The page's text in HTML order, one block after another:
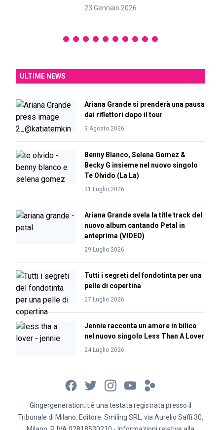
23 Gennaio 2026
ULTIME NEWS
Ariana Grande si prenderà una pausa
dai riflettori dopo il tour
3 Agosto 2026
Benny Blanco, Selena Gomez &
Becky G insieme nel nuovo singolo
Te Olvido (La La)
31 Luglio 2026
Ariana Grande svela la title track del
nuovo album cantando Petal in
anteprima (VIDEO)
29 Luglio 2026
Tutti i segreti del fondotinta per una
pelle di copertina
27 Luglio 2026
Jennie racconta un amore in bilico
nel nuovo singolo Less Than A Lover
24 Luglio 2026
Gingergeneration.it è una testata registrata presso il
Tribunale di Milano. Editore: Smiling SRL, via Aurelio Saffi 30,